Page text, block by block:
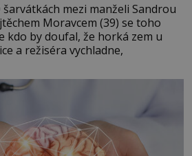
mezi manželi Sandrou
Moravcem (39) se toho
kdo by doufal, že horká zem u
a režiséra vychladne,